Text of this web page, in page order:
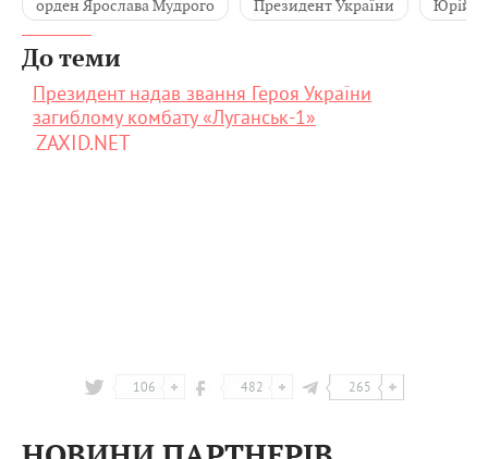
орден Ярослава Мудрого Президент України Юрій
До теми
Президент надав звання Героя України
загиблому комбату «Луганськ-1»
ZAXID.NET
106 482 265